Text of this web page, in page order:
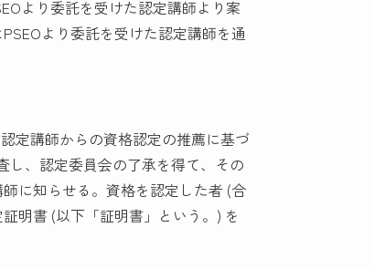
より委託を受けた認定講師より案
より委託を受けた認定講師を通
定講師からの資格認定の推薦に基づ
し、認定委員会の了承を得て、その
に知らせる。資格を認定した者 (合
明書 (以下「証明書」という。) を